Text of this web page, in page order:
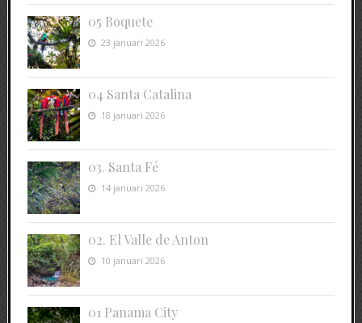
05 Boquete
23 januari 2026
04 Santa Catalina
18 januari 2026
03. Santa Fé
14 januari 2026
02. El Valle de Anton
10 januari 2026
01 Panama City